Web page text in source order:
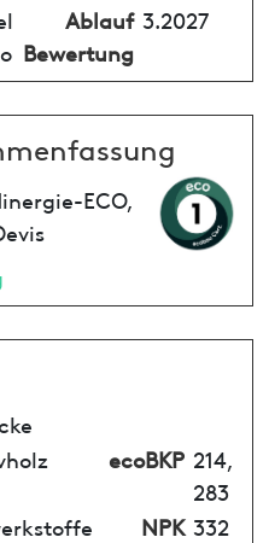
Ablauf
Bewertung
3.2027
ECO,
ecoBKP 214,
283
NPK 332